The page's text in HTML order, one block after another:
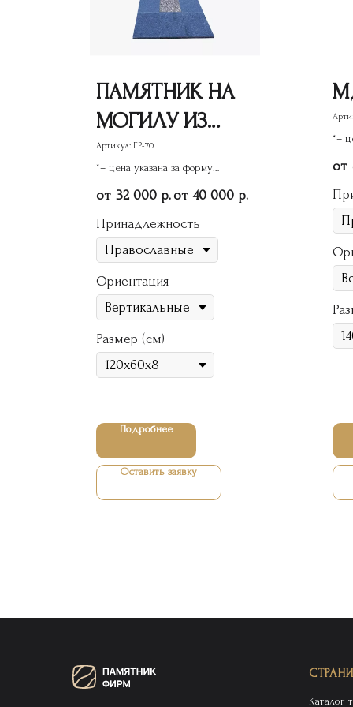
ПАМЯТНИК НА
МОГИЛУ ИЗ
ГРАНИТА ГР-70
Артикул: ГР-70
*– цена указана за форму
32 000 р. 40 000 р.
Принадлежность
Ориентация
Размер (см)
Подробнее
Оставить заявку
*–
Каталог